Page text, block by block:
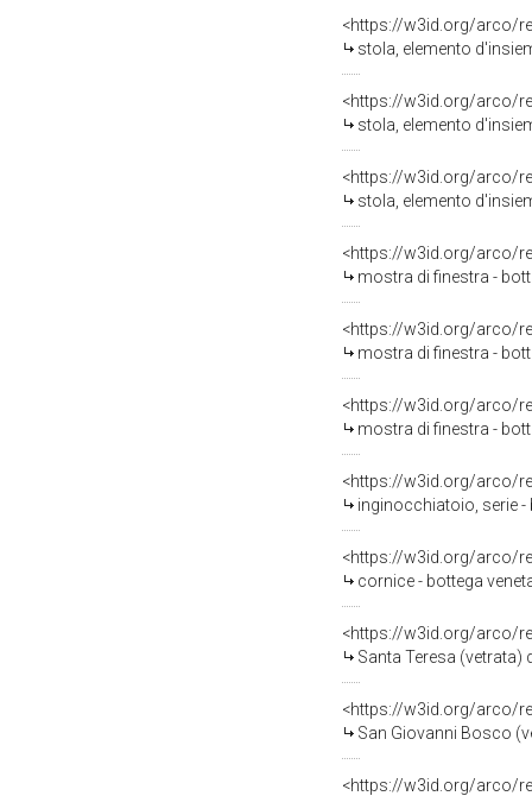
<https://w3id.org/arco/
stola, elemento
<https://w3id.org/arco/
stola, elemento
<https://w3id.org/arco/
stola, elemento
<https://w3id.org/arco/
mostra di finestra -
<https://w3id.org/arco/
mostra di finestra -
<https://w3id.org/arco/
mostra di finestra -
<https://w3id.org/arco/
inginocchiatoio, serie -
<https://w3id.org/arco/
cornice - bottega
<https://w3id.org/arco/
Santa Teresa (vetrata)
<https://w3id.org/arco/
San Giovanni Bosco
<https://w3id.org/arco/